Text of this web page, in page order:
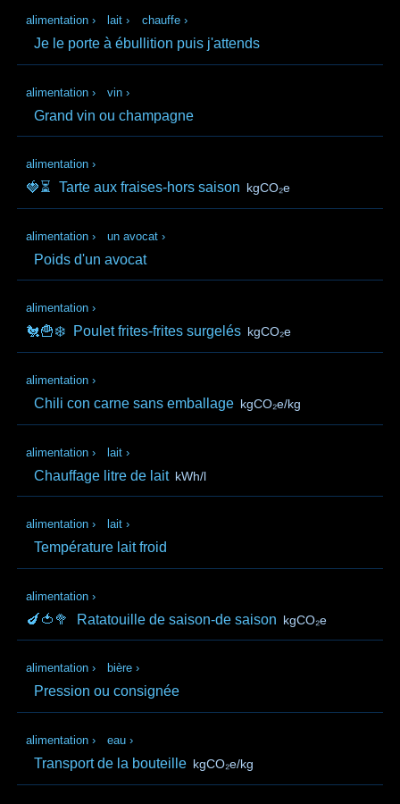
alimentation › lait › chauffe ›
Je le porte à ébullition puis j'attends
alimentation › vin ›
Grand vin ou champagne
alimentation ›
🍓⏳ Tarte aux fraises-hors saison kgCO₂e
alimentation › un avocat ›
Poids d'un avocat
alimentation ›
🐔🍟❄️ Poulet frites-frites surgelés kgCO₂e
alimentation ›
Chili con carne sans emballage kgCO₂e/kg
alimentation › lait ›
Chauffage litre de lait kWh/l
alimentation › lait ›
Température lait froid
alimentation ›
🍆🍅🥦 Ratatouille de saison-de saison kgCO₂e
alimentation › bière ›
Pression ou consignée
alimentation › eau ›
Transport de la bouteille kgCO₂e/kg